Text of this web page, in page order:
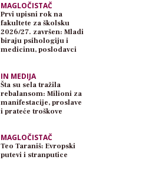
MAGLOČISTAČ
Prvi upisni rok na
fakultete za školsku
2026/27. završen: Mladi
biraju psihologiju i
medicinu, poslodavci
IN MEDIJA
Šta su sela tražila
rebalansom: Milioni za
manifestacije, proslave
i prateće troškove
MAGLOČISTAČ
Teo Taraniš: Evropski
putevi i stranputice